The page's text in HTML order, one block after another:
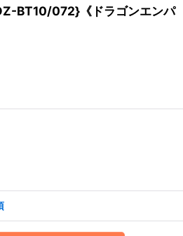
BT10/072}《ドラゴンエンパ